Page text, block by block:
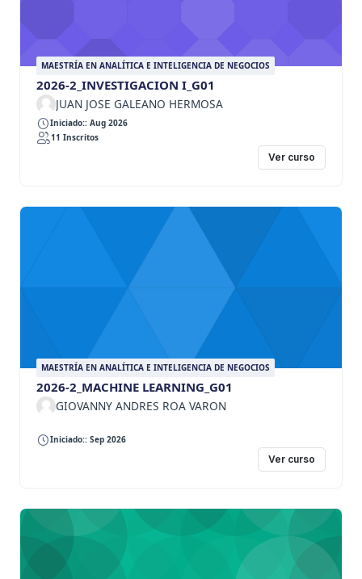
MAESTRÍA EN ANALÍTICA E INTELIGENCIA DE NEGOCIOS
2026-2_INVESTIGACION I_G01
JUAN JOSE GALEANO HERMOSA
Iniciado:: Aug 2026
11 Inscritos
Ver curso
MAESTRÍA EN ANALÍTICA E INTELIGENCIA DE NEGOCIOS
2026-2_MACHINE LEARNING_G01
GIOVANNY ANDRES ROA VARON
Iniciado:: Sep 2026
Ver curso